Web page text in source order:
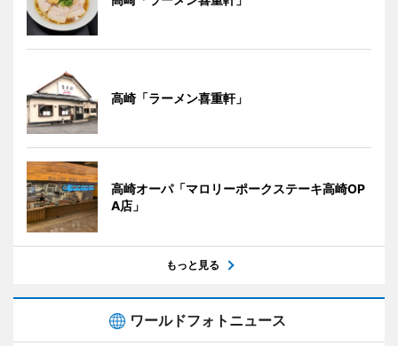
高崎「ラーメン喜重軒」
高崎オーパ「マロリーポークステーキ高崎OP
A店」
もっと見る
ワールドフォトニュース